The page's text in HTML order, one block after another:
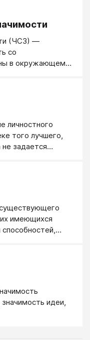
(ЧСЗ) ―
со
в окружающем
личностного
того лучшего,
задается
имеющихся
способностей,
идеи,